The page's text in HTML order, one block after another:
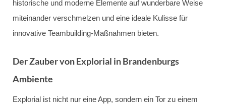
historische und moderne Elemente auf wunderbare Weise
miteinander verschmelzen und eine ideale Kulisse für
innovative Teambuilding-Maßnahmen bieten.
Der Zauber von Explorial in Brandenburgs
Ambiente
Explorial ist nicht nur eine App, sondern ein Tor zu einem